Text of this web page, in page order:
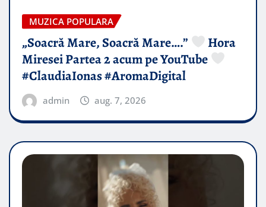
MUZICA POPULARA
„Soacră Mare, Soacră Mare….”
Hora
Miresei Partea 2 acum pe YouTube
#ClaudiaIonas #AromaDigital
admin aug. 7, 2026